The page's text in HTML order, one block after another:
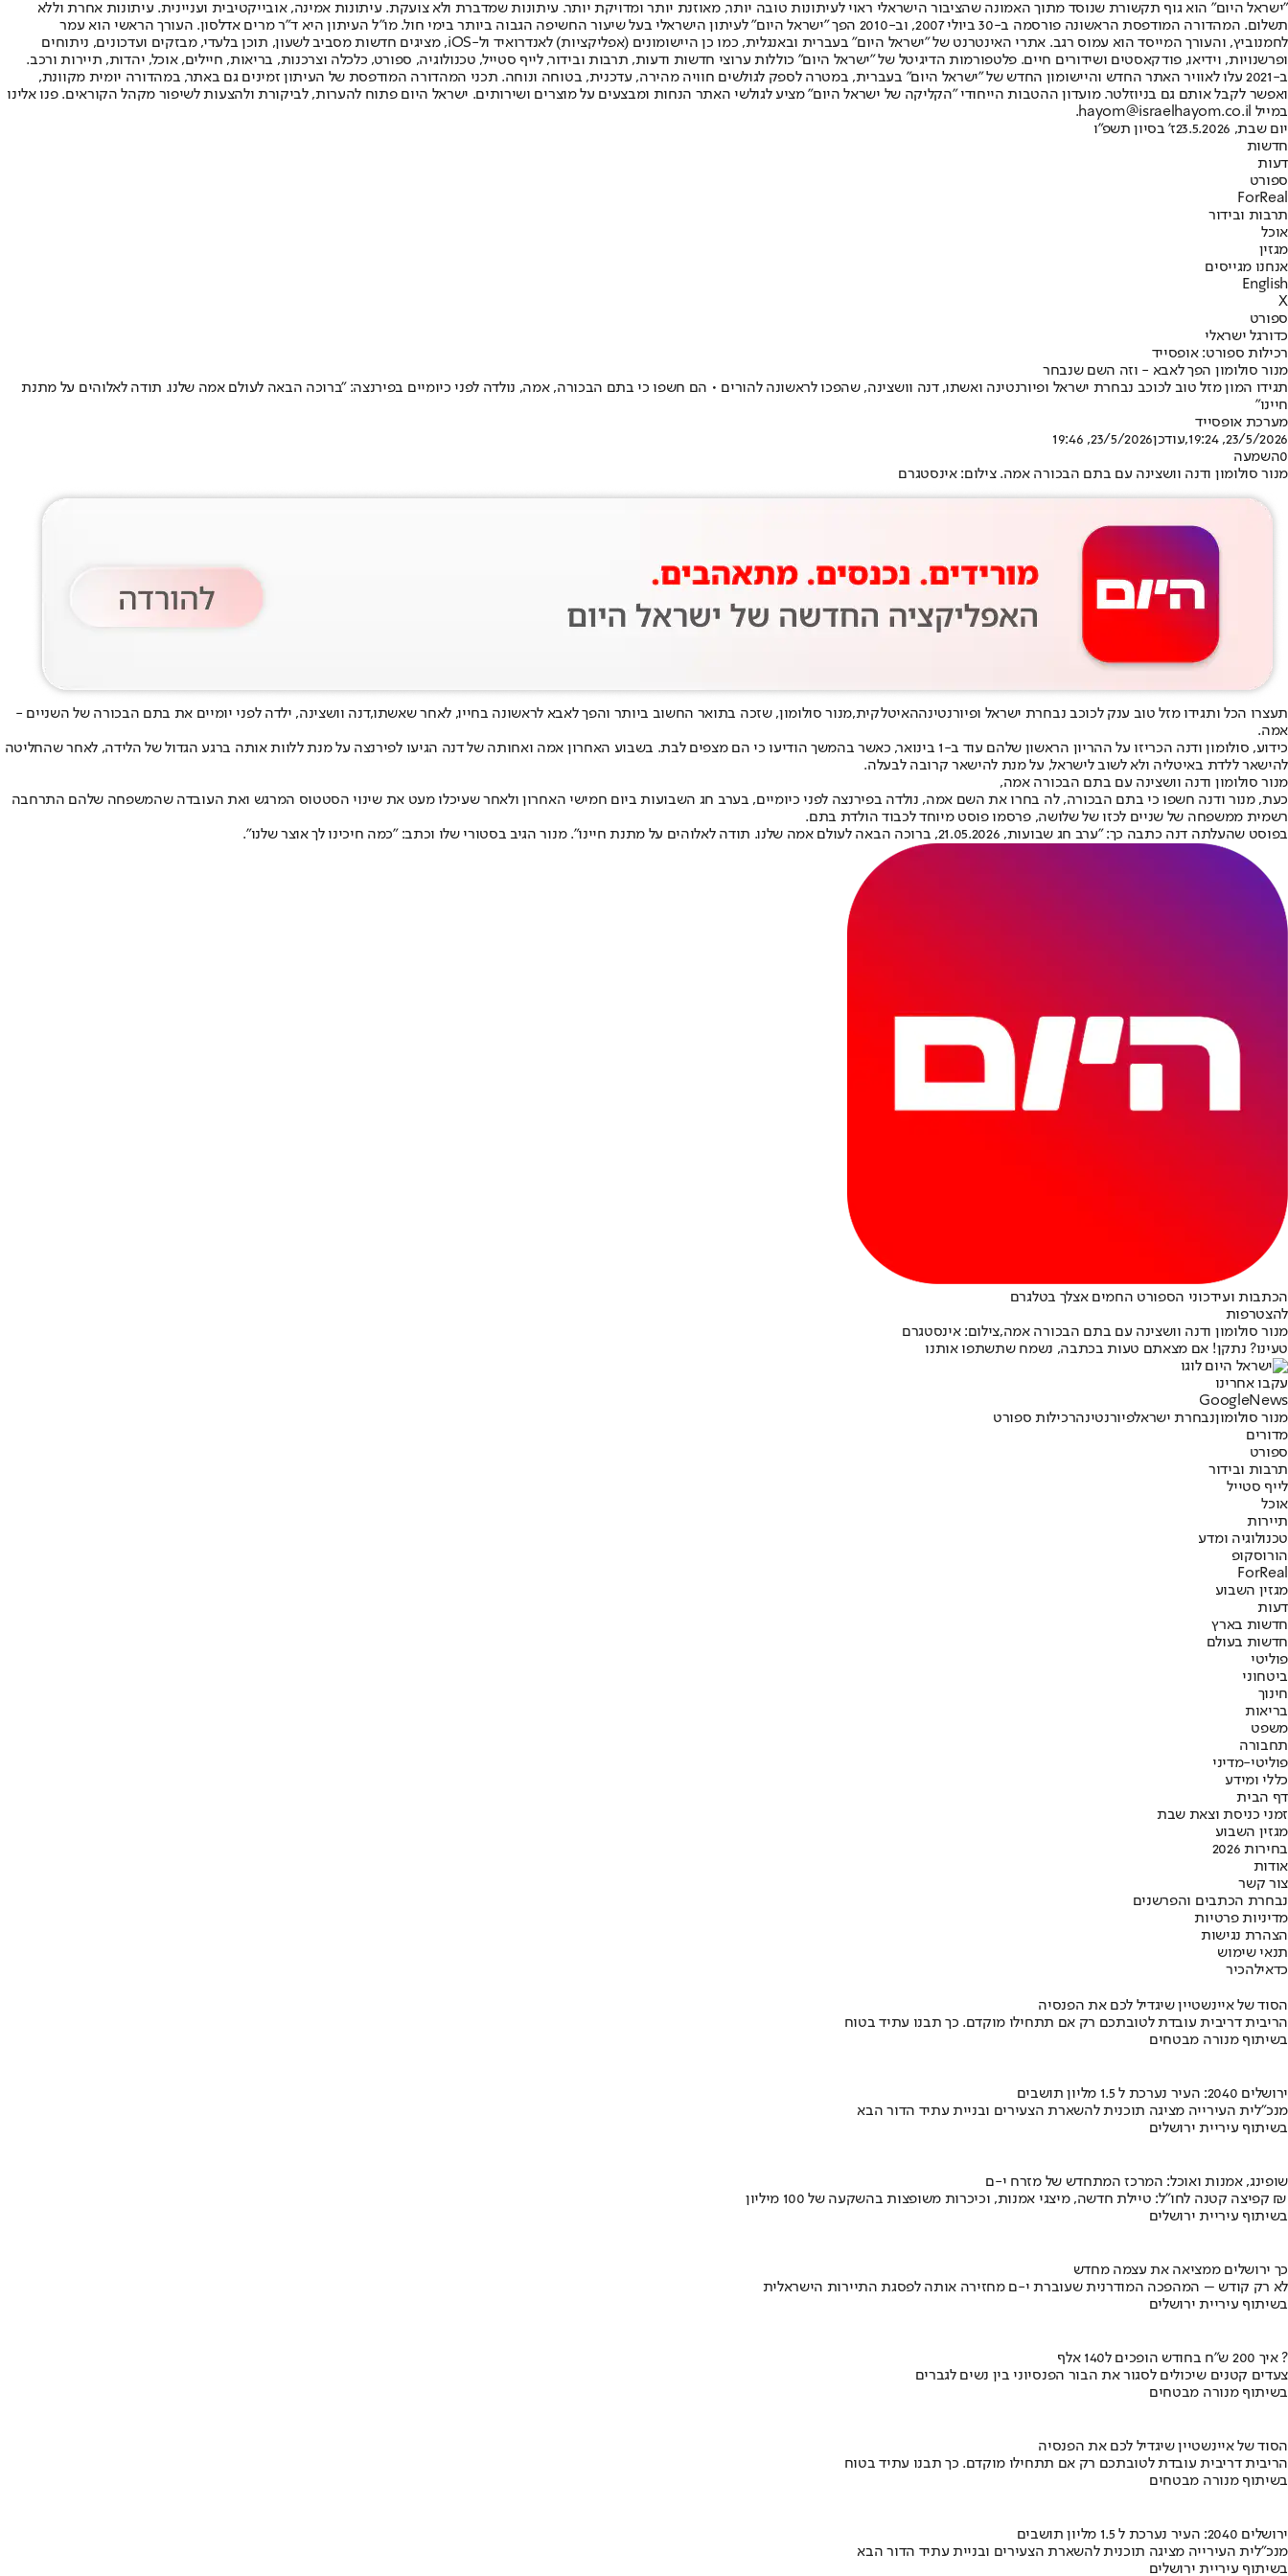
"ישראל היום" הוא גוף תקשורת שנוסד מתוך האמונה שהציבור הישראלי ראוי לעיתונות טובה יותר, מאוזנת יותר ומדויקת יותר. עיתונות שמדברת ולא צועקת. עיתונות אמינה, אובייקטיבית ועניינית. עיתונות אחרת וללא
תשלום. המהדורה המודפסת הראשונה פורסמה ב-30 ביולי 2007, וב-2010 הפך "ישראל היום" לעיתון הישראלי בעל שיעור החשיפה הגבוה ביותר בימי חול. מו"ל העיתון היא ד"ר מרים אדלסון. העורך הראשי הוא עמר
לחמנוביץ, והעורך המייסד הוא עמוס רגב. אתרי האינטרנט של "ישראל היום" בעברית ובאנגלית, כמו כן היישומונים (אפליקציות) לאנדרואיד ול-iOS, מציגים חדשות מסביב לשעון, תוכן בלעדי, מבזקים ועדכונים, ניתוחים
ופרשנויות, וידיאו, פודקאסטים ושידורים חיים. פלטפורמות הדיגיטל של "ישראל היום" כוללות ערוצי חדשות ודעות, תרבות ובידור, לייף סטייל, טכנולוגיה, ספורט, כלכלה וצרכנות, בריאות, חיילים, אוכל, יהדות, תיירות ורכב.
ב-2021 עלו לאוויר האתר החדש והיישומון החדש של "ישראל היום" בעברית, במטרה לספק לגולשים חוויה מהירה, עדכנית, בטוחה ונוחה. תכני המהדורה המודפסת של העיתון זמינים גם באתר, במהדורה יומית מקוונת,
ואפשר לקבל אותם גם בניוזלטר. מועדון ההטבות הייחודי "הקליקה של ישראל היום" מציע לגולשי האתר הנחות ומבצעים על מוצרים ושירותים. ישראל היום פתוח להערות, לביקורת ולהצעות לשיפור מקהל הקוראים. פנו אלינו
במייל hayom@israelhayom.co.il.
יום שבת, 23.5.2026
ז' בסיון תשפ"ו
חדשות
דעות
ספורט
ForReal
תרבות ובידור
אוכל
מגזין
אנחנו מגייסים
English
X
ספורט
כדורגל ישראלי
רכילות ספורט: אופסייד
מנור סולומון הפך לאבא - וזה השם שנבחר
תגידו המון מזל טוב לכוכב נבחרת ישראל ופיורנטינה ואשתו, דנה וושצינה, שהפכו לראשונה להורים • הם חשפו כי בתם הבכורה, אמה, נולדה לפני כיומיים בפירנצה: "ברוכה הבאה לעולם אמה שלנו. תודה לאלוהים על מתנת
חיינו"
מערכת אופסייד
23/5/2026, 19:24
,עודכן23/5/2026, 19:46
0השמעה
מנור סולומון ודנה וושצינה עם בתם הבכורה אמה. צילום: אינסטגרם
תעצרו הכל ותגידו מזל טוב ענק לכוכב נבחרת ישראל ופיורנטינההאיטלקית,מנור סולומון, שזכה בתואר החשוב ביותר והפך לאבא לראשונה בחייו, לאחר שאשתו,דנה וושצינה, ילדה לפני יומיים את בתם הבכורה של השניים -
אמה.
כידוע, סולומון ודנה הכריזו על ההריון הראשון שלהם עוד ב-1 בינואר, כאשר בהמשך הודיעו כי הם מצפים לבת. בשבוע האחרון אמה ואחותה של דנה הגיעו לפירנצה על מנת ללוות אותה ברגע הגדול של הלידה, לאחר שהחליטה
להישאר ללדת באיטליה ולא לשוב לישראל, על מנת להישאר קרובה לבעלה.
מנור סולומון ודנה וושצינה עם בתם הבכורה אמה,
כעת, מנור ודנה חשפו כי בתם הבכורה, לה בחרו את השם אמה, נולדה בפירנצה לפני כיומיים, בערב חג השבועות ביום חמישי האחרון ולאחר שעיכלו מעט את שינוי הסטטוס המרגש ואת העובדה שהמשפחה שלהם התרחבה
רשמית ממשפחה של שניים לכזו של שלושה, פרסמו פוסט מיוחד לכבוד הולדת בתם.
בפוסט שהעלתה דנה כתבה כך: "ערב חג שבועות, 21.05.2026, ברוכה הבאה לעולם אמה שלנו. תודה לאלוהים על מתנת חיינו". מנור הגיב בסטורי שלו וכתב: "כמה חיכינו לך אוצר שלנו".
הכתבות ועידכוני הספורט החמים אצלך בטלגרם
להצטרפות
מנור סולומון ודנה וושצינה עם בתם הבכורה אמה,צילום: אינסטגרם
טעינו? נתקן! אם מצאתם טעות בכתבה, נשמח שתשתפו אותנו
עקבו אחרינו
Googl eNews
מנור סולומוןנבחרת ישראלפיורנטינהרכילות ספורט
מדורים
ספורט
תרבות ובידור
לייף סטייל
אוכל
תיירות
טכנולוגיה ומדע
הורוסקופ
ForReal
מגזין השבוע
דעות
חדשות בארץ
חדשות בעולם
פוליטי
ביטחוני
חינוך
בריאות
משפט
תחבורה
פוליטי-מדיני
כללי ומידע
דף הבית
זמני כניסת וצאת שבת
מגזין השבוע
בחירות 2026
אודות
צור קשר
נבחרת הכתבים והפרשנים
מדיניות פרטיות
הצהרת נגישות
תנאי שימוש
כדאילהכיר
הסוד של איינשטיין שיגדיל לכם את הפנסיה
הריבית דריבית עובדת לטובתכם רק אם תתחילו מוקדם. כך תבנו עתיד בטוח
בשיתוף מנורה מבטחים
ירושלים 2040: העיר נערכת ל 1.5 מליון תושבים
מנכ"לית העירייה מציגה תוכנית להשארת הצעירים ובניית עתיד הדור הבא
בשיתוף עיריית ירושלים
שופינג, אמנות ואוכל: המרכז המתחדש של מזרח י-ם
קפיצה קטנה לחו"ל: טיילת חדשה, מיצגי אמנות, וכיכרות משופצות בהשקעה של 100 מיליון ₪
בשיתוף עיריית ירושלים
כך ירושלים ממציאה את עצמה מחדש
לא רק קודש – המהפכה המודרנית שעוברת י-ם מחזירה אותה לפסגת התיירות הישראלית
בשיתוף עיריית ירושלים
איך 200 ש"ח בחודש הופכים ל140 אלף ?
צעדים קטנים שיכולים לסגור את הבור הפנסיוני בין נשים לגברים
בשיתוף מנורה מבטחים
הסוד של איינשטיין שיגדיל לכם את הפנסיה
הריבית דריבית עובדת לטובתכם רק אם תתחילו מוקדם. כך תבנו עתיד בטוח
בשיתוף מנורה מבטחים
ירושלים 2040: העיר נערכת ל 1.5 מליון תושבים
מנכ"לית העירייה מציגה תוכנית להשארת הצעירים ובניית עתיד הדור הבא
בשיתוף עיריית ירושלים